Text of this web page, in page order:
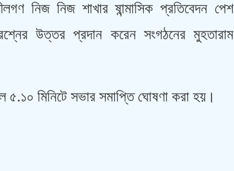
নিজ নিজ শাখার ষান্মাসিক প্রতিবেদন পেশ
উত্তর প্রদান করেন সংগঠনের মুহতারাম
৫.১০ মিনিটে সভার সমাপ্তি ঘোষণা করা হয়।